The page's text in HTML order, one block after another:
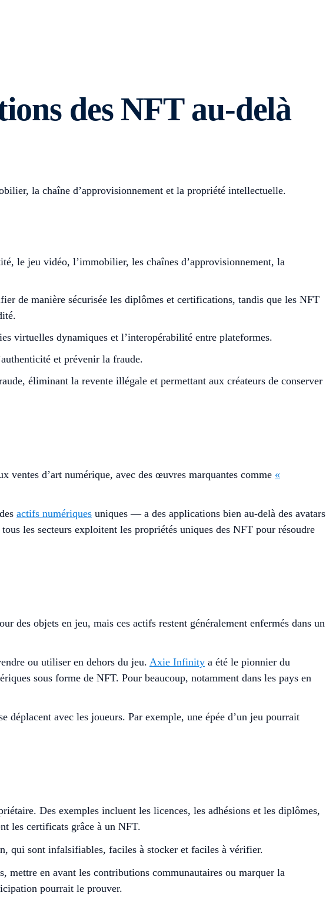
des NFT au-delà
la chaîne d’approvisionnement et la propriété intellectuelle.
le jeu vidéo, l’immobilier, les chaînes d’approvisionnement, la
de manière sécurisée les diplômes et certifications, tandis que les NFT
virtuelles dynamiques et l’interopérabilité entre plateformes.
et prévenir la fraude.
éliminant la revente illégale et permettant aux créateurs de conserver
d’art numérique, avec des œuvres marquantes comme «
actifs numériques uniques — a des applications bien au-delà des avatars
les secteurs exploitent les propriétés uniques des NFT pour résoudre
des objets en jeu, mais ces actifs restent généralement enfermés dans un
ou utiliser en dehors du jeu. Axie Infinity a été le pionnier du
sous forme de NFT. Pour beaucoup, notamment dans les pays en
déplacent avec les joueurs. Par exemple, une épée d’un jeu pourrait
Des exemples incluent les licences, les adhésions et les diplômes,
les certificats grâce à un NFT.
qui sont infalsifiables, faciles à stocker et faciles à vérifier.
mettre en avant les contributions communautaires ou marquer la
pourrait le prouver.